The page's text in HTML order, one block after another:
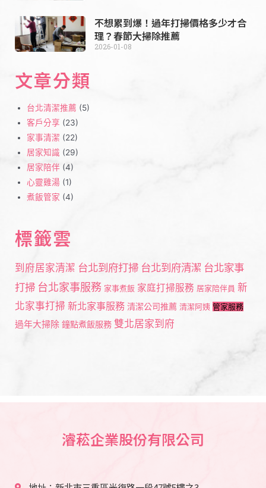
不想累到爆！過年打掃價格多少才合
理？春節大掃除推薦
2026-01-08
文章分類
台北清潔推薦 (5)
客戶分享 (23)
家事清潔 (22)
居家知識 (29)
居家陪伴 (4)
心靈雞湯 (1)
煮飯管家 (4)
標籤雲
到府居家清潔 台北到府打掃 台北到府清潔 台北家事
打掃 台北家事服務 家事煮飯 家庭打掃服務 居家陪伴員 新
北家事打掃 新北家事服務 清潔公司推薦 清潔阿姨 管家服務
過年大掃除 鐘點煮飯服務 雙北居家到府
濬菘企業股份有限公司